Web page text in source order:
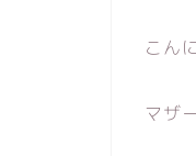
こん
マザ